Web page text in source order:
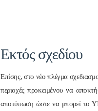
Εκτός σχεδίου
Επίσης, στο νέο πλέγμα
περιοχές προκειμένου να
αποτύπωση ώστε να μπορεί το